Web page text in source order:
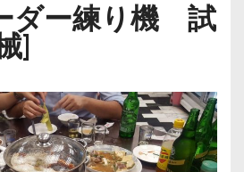
ダー練り機 試
]